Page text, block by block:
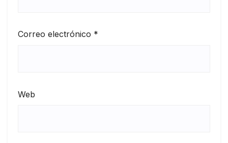
Correo electrónico *
Web